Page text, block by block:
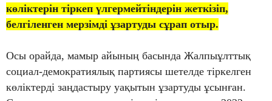
көліктерін тіркеп үлгермейтіндерін жеткізіп,
белгіленген мерзімді ұзартуды сұрап отыр.
Осы орайда, мамыр айының басында Жалпыұлттық
социал-демократиялық партиясы шетелде тіркелген
көліктерді заңдастыру уақытын ұзартуды ұсынған.